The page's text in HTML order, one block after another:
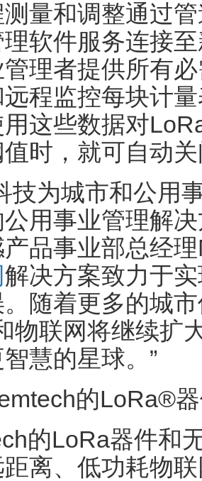
量和调整通过
软件服务连接
理者提供所有
程监控每块计
这些数据对
时，就可自动
为城市和公用
用事业管理解
品事业部总经
解决方案致力于
随着更多的城
物联网将继续扩
慧的星球。”
的LoRa®器
LoRa器件和无
离、低功耗物